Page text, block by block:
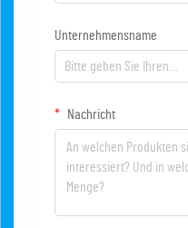
Unternehmensname
Nachricht